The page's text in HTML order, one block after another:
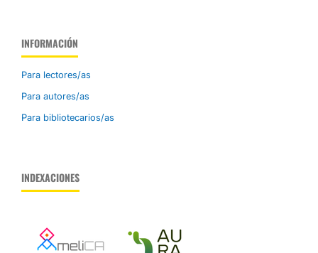
INFORMACIÓN
Para lectores/as
Para autores/as
Para bibliotecarios/as
INDEXACIONES